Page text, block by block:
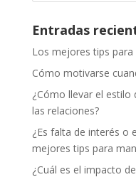
Entradas
Los mejores tips
Cómo motivarse
¿Cómo llevar el
las relaciones?
¿Es falta de interés o
mejores tips para
¿Cuál es el impacto